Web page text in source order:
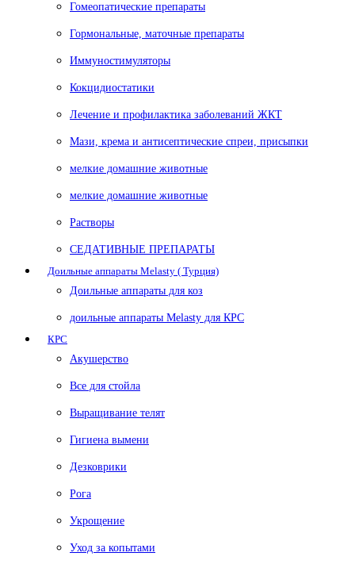
Гомеопатические препараты
Гормональные, маточные препараты
Иммуностимуляторы
Кокцидиостатики
Лечение и профилактика заболеваний ЖКТ
Мази, крема и антисептические спреи, присыпки
мелкие домашние животные
мелкие домашние животные
Растворы
СЕДАТИВНЫЕ ПРЕПАРАТЫ
Доильные аппараты Melasty ( Турция)
Доильные аппараты для коз
доильные аппараты Melasty для КРС
КРС
Акушерство
Все для стойла
Выращивание телят
Гигиена вымени
Дезковрики
Рога
Укрощение
Уход за копытами